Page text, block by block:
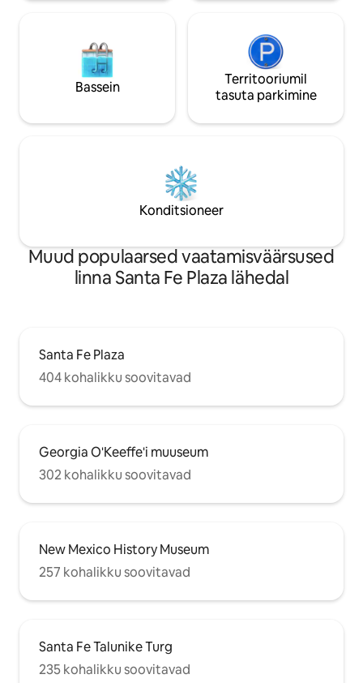
Bassein
Territooriumil
tasuta parkimine
Konditsioneer
Muud populaarsed vaatamisväärsused
linna Santa Fe Plaza lähedal
Santa Fe Plaza
404 kohalikku soovitavad
Georgia O'Keeffe'i muuseum
302 kohalikku soovitavad
New Mexico History Museum
257 kohalikku soovitavad
Santa Fe Talunike Turg
235 kohalikku soovitavad